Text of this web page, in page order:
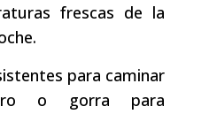
frescas de la
para caminar
o gorra para